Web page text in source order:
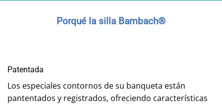
Porqué la silla Bambach®
Patentada
Los especiales contornos de su banqueta están
pantentados y registrados, ofreciendo características